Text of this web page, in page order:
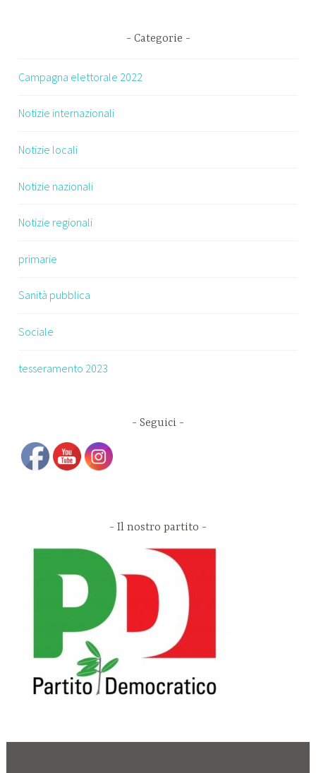
Categorie
Campagna elettorale 2022
Notizie internazionali
Notizie locali
Notizie nazionali
Notizie regionali
primarie
Sanità pubblica
Sociale
tesseramento 2023
Seguici
Il nostro partito